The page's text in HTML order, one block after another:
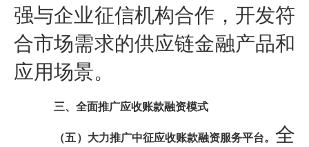
强与企业征信机构合作，开发符
合市场需求的供应链金融产品和
应用场景。
三、全面推广应收账款融资模式
（五）大力推广中征应收账款融资服务平台。 全